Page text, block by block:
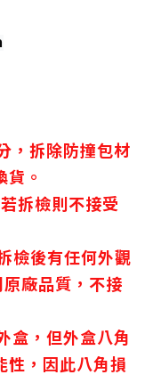
，拆除防撞包材
。
拆檢則不接受
檢後有任何外觀
廠品質，不接
盒，但外盒八角
性，因此八角損